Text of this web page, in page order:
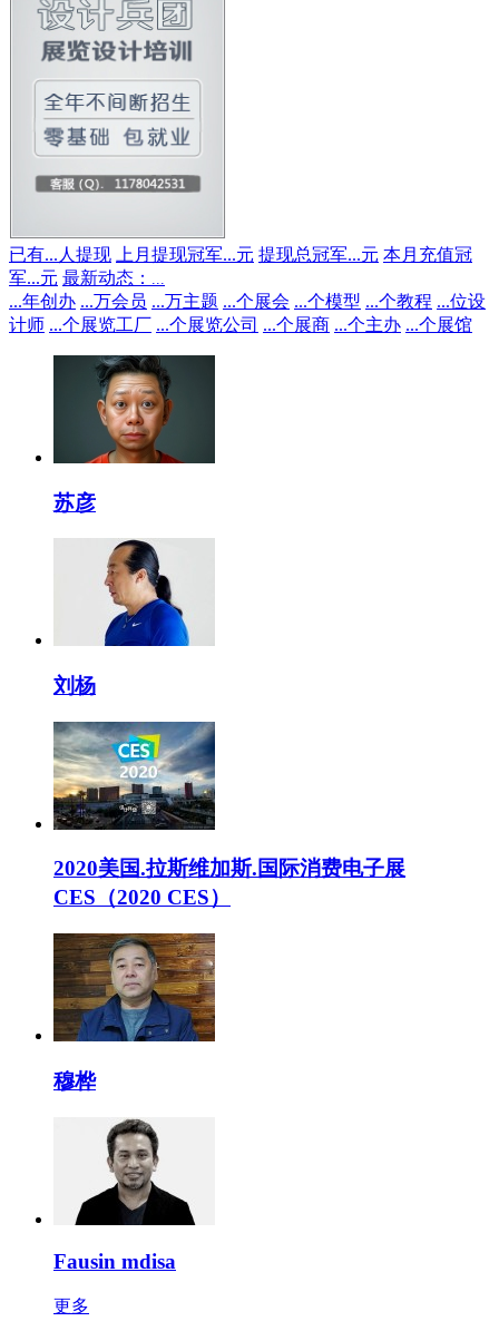
已有... 人提现 上月提现冠军...元 提现总冠军...元 本月充值冠
军...元 最新动态：
...年创办 ...万会员 ...万主题 ...个展会 ...个模型 ...个教程 ...位设
计师 ...个展览工厂 ...个展览公司 ...个展商 ...个主办 ...个展馆
苏彦
刘杨
2020美国.拉斯维加斯.国际消费电子展
CES（2020 CES）
穆桦
Fausin mdisa
更多